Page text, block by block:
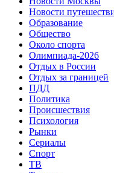
Новости
Образование
Общество
Около спорта
Олимпиада-2026
Отдых в России
Отдых за границей
ПДД
Политика
Происшествия
Психология
Рынки
Сериалы
Спорт
ТВ